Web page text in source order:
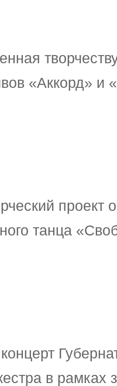
«Аккорд» и
проект
танца
концерт
в рамках